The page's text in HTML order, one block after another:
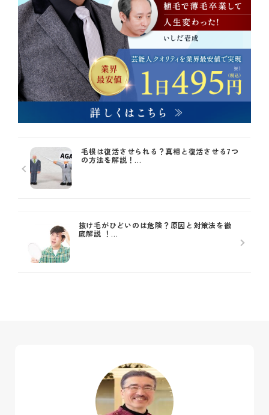
毛根は復活させられる？真相と復活させる7つ
の方法を解説！...
抜け毛がひどいのは危険？原因と対策法を徹
底解説 ！...